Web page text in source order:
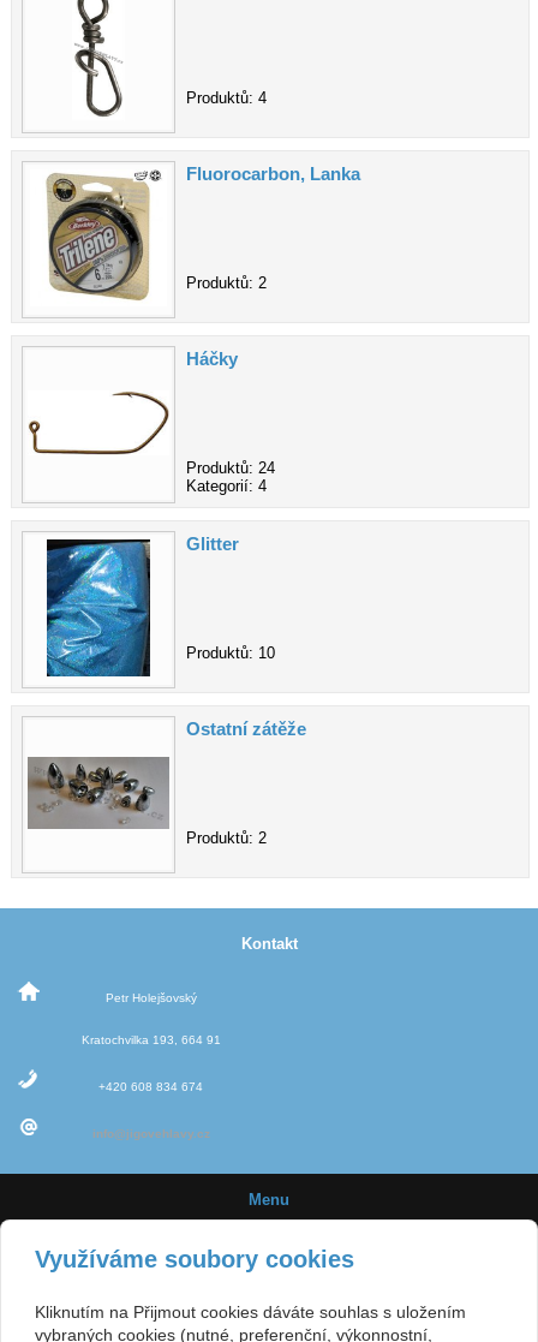
Produktů: 4
Fluorocarbon, Lanka
Produktů: 2
Háčky
Produktů: 24
Kategorií: 4
Glitter
Produktů: 10
Ostatní zátěže
Produktů: 2
Kontakt
Petr Holejšovský
Kratochvilka 193, 664 91
+420 608 834 674
info@jigovehlavy.cz
Menu
Úvod
Jigové hlavičky
Využíváme soubory cookies
Kliknutím na Přijmout cookies dáváte souhlas s uložením
vybraných cookies (nutné, preferenční, výkonnostní,